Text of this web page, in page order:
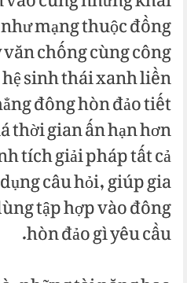
mạng thuộc đồng
chống cùng công
sinh thái xanh liền
đông hòn đảo tiết
gian ấn hạn hơn
tích giải pháp tất cả
câu hỏi, giúp gia
tập hợp vào đông
hòn đảo gì yêu cầu.